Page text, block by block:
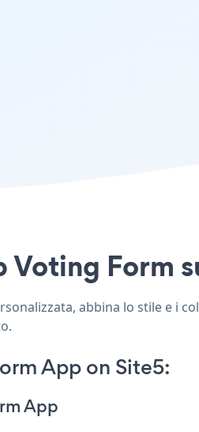
Form
abbina lo stile e i
App on Site5:
App